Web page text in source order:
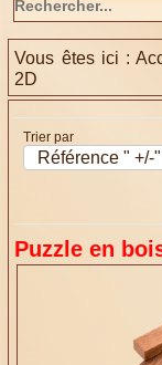
Vous êtes ici :
2D
Trier par
Référence " +/-"
Puzzle en